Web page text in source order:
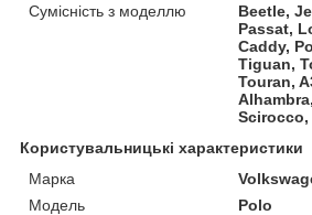
Сумісність з моделлю
Beetle,
Passat,
Caddy,
Tiguan,
Touran,
Scirocco,
Користувальницькі характеристики
Марка
Модель
Polo